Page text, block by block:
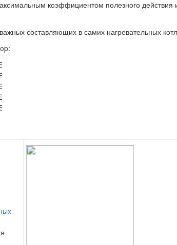
коэффициентом полезного
составляющих в самих нагревательных